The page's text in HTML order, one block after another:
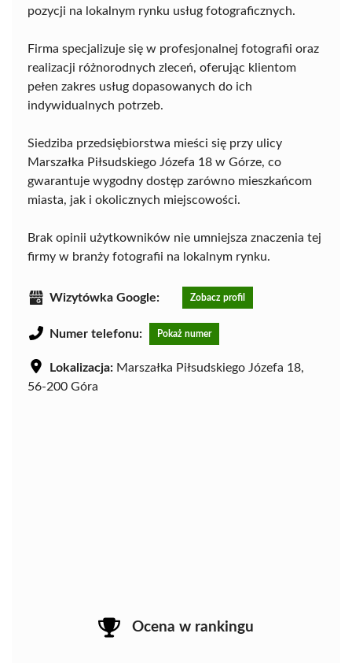
pozycji na lokalnym rynku usług fotograficznych.
Firma specjalizuje się w profesjonalnej fotografii oraz
realizacji różnorodnych zleceń, oferując klientom
pełen zakres usług dopasowanych do ich
indywidualnych potrzeb.
Siedziba przedsiębiorstwa mieści się przy ulicy
Marszałka Piłsudskiego Józefa 18 w Górze, co
gwarantuje wygodny dostęp zarówno mieszkańcom
miasta, jak i okolicznych miejscowości.
Brak opinii użytkowników nie umniejsza znaczenia tej
firmy w branży fotografii na lokalnym rynku.
Wizytówka Google: Zobacz profil
Numer telefonu: Pokaż numer
Lokalizacja: Marszałka Piłsudskiego Józefa 18,
56-200 Góra
Ocena w rankingu